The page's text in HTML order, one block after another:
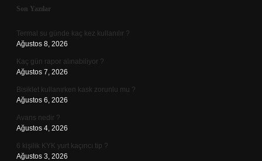
Sidebar
Son Yazılar
Termal su günde kaç kez kullanılır ?
Ağustos 8, 2026
Kaç gün rapor alınabiliyor ?
Ağustos 7, 2026
Bisiklet kullanırken kask zorunlu mu ?
Ağustos 6, 2026
Avans nedir ?
Ağustos 4, 2026
6 kişilik KYK yurt kaçıncı tip ?
Ağustos 3, 2026